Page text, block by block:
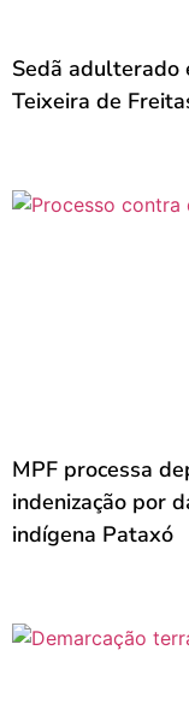
Sedã adulterado
Teixeira de
MPF processa
indenização por
indígena Pataxó